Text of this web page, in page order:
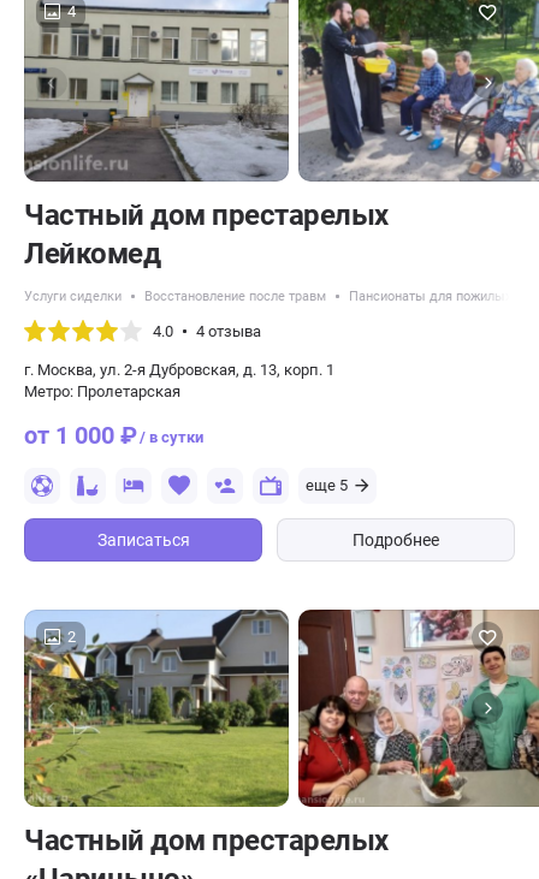
4
Частный дом престарелых
Лейкомед
Услуги сиделки Восстановление после травм Пансионаты для пожилых с
4.0 4 отзыва
г. Москва, ул. 2-я Дубровская, д. 13, корп. 1
Метро: Пролетарская
от 1 000 ₽/ в сутки
еще 5
Записаться Подробнее
2
Частный дом престарелых